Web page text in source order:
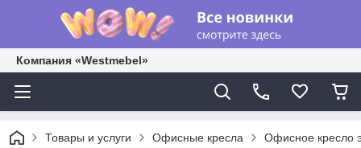
Компания «Westmebel»
Товары и услуги Офисные кресла Офисное кресло